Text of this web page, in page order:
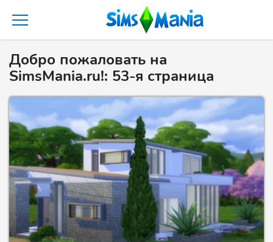
Добро пожаловать на
SimsMania.ru!: 53-я страница